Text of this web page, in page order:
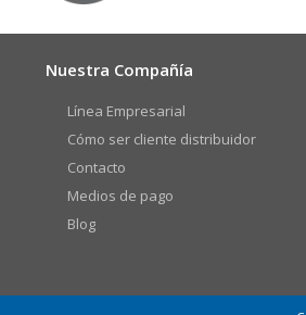
Nuestra Compañía
Línea Empresarial
Cómo ser cliente distribuidor
Contacto
Medios de pago
Blog